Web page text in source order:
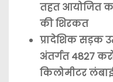
तहत आयोजित
की शिरकत
प्रादेशिक सड़क
अंतर्गत 4827
किलोमीटर